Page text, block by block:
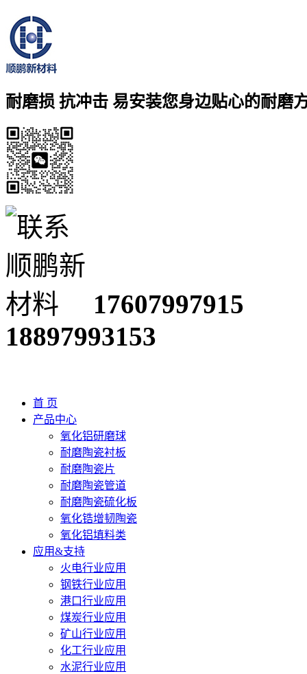
耐磨损 抗冲击 易安装您身边贴心的耐磨
17607997915
18897993153
首 页
产品中心
氧化铝研磨球
耐磨陶瓷衬板
耐磨陶瓷片
耐磨陶瓷管道
耐磨陶瓷硫化板
氧化锆增韧陶瓷
氧化铝填料类
应用&支持
火电行业应用
钢铁行业应用
港口行业应用
煤炭行业应用
矿山行业应用
化工行业应用
水泥行业应用